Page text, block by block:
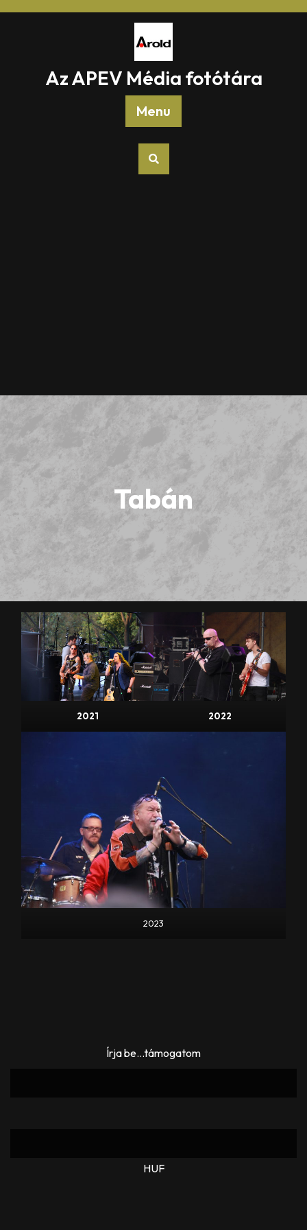
Az APEV Média fotótára
Menu
Tabán
2021 2022
2023
Írja be...támogatom
HUF